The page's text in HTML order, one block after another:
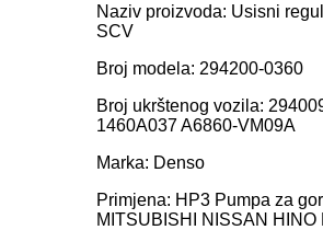
Naziv proizvoda: Usisni
SCV
Broj modela: 294200-0360
Broj ukrštenog vozila:
1460A037 A6860-VM09A
Marka: Denso
Primjena: HP3 Pumpa za
MITSUBISHI NISSAN HINO